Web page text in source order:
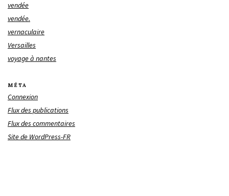
vendée
vendée.
vernaculaire
Versailles
voyage à nantes
MÉTA
Connexion
Flux des publications
Flux des commentaires
Site de WordPress-FR